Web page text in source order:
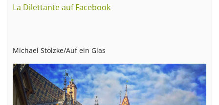
La Dilettante auf Facebook
Michael Stolzke/Auf ein Glas